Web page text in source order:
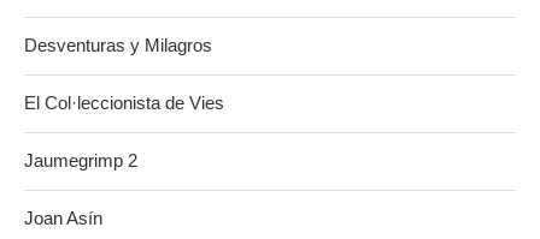
Desventuras y Milagros
El Col·leccionista de Vies
Jaumegrimp 2
Joan Asín